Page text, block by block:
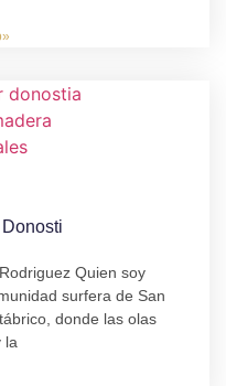
Quien soy
surfera de San
donde las olas
la